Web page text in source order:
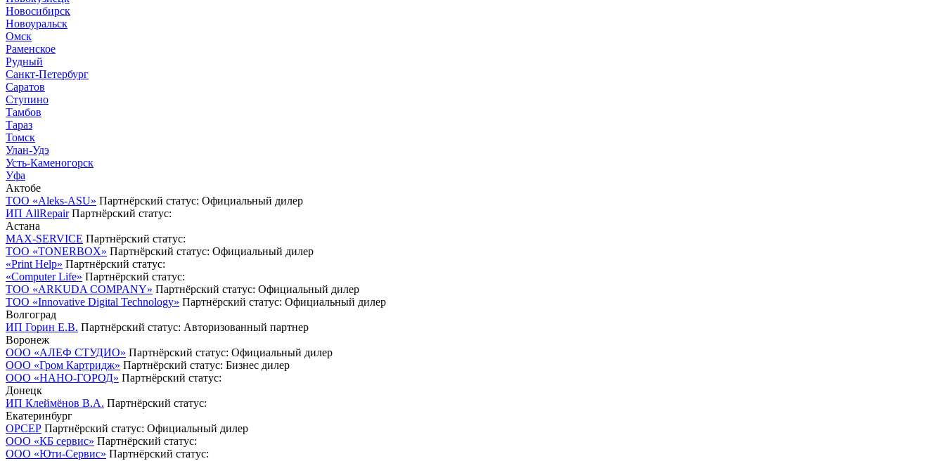
Новосибирск
Новоуральск
Омск
Раменское
Рудный
Санкт-Петербург
Саратов
Ступино
Тамбов
Тараз
Томск
Улан-Удэ
Усть-Каменогорск
Уфа
Актобе
ТОО «Aleks-ASU» Партнёрский статус: Официальный дилер
ИП AllRepair Партнёрский статус:
Астана
MAX-SERVICE Партнёрский статус:
ТОО «TONERBOX» Партнёрский статус: Официальный дилер
«Print Help» Партнёрский статус:
«Computer Life» Партнёрский статус:
TOO «ARKUDA COMPANY» Партнёрский статус: Официальный дилер
ТОО «Innovative Digital Technology» Партнёрский статус: Официальный дилер
Волгоград
ИП Горин Е.В. Партнёрский статус: Авторизованный партнер
Воронеж
ООО «АЛЕФ СТУДИО» Партнёрский статус: Официальный дилер
ООО «Гром Картридж» Партнёрский статус: Бизнес дилер
ООО «НАНО-ГОРОД» Партнёрский статус:
Донецк
ИП Клеймёнов В.А. Партнёрский статус:
Екатеринбург
ОРСЕР Партнёрский статус: Официальный дилер
ООО «КБ сервис» Партнёрский статус:
ООО «Юти-Сервис» Партнёрский статус: